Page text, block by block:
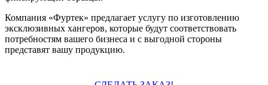
Компания «Фуртек» предлагает услугу по изготовлению
эксклюзивных хангеров, которые будут соответствовать
потребностям вашего бизнеса и с выгодной стороны
представят вашу продукцию.